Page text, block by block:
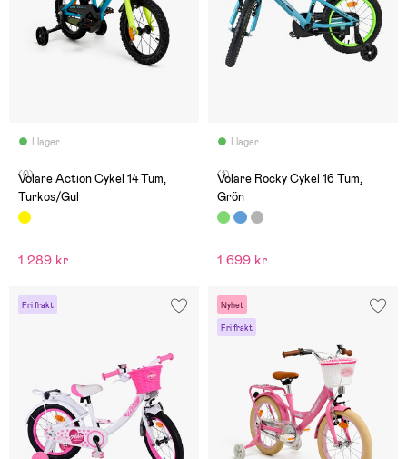
I lager
(0)
Volare Action Cykel 14 Tum,
Turkos/Gul
1 289 kr
I lager
(1)
Volare Rocky Cykel 16 Tum,
Grön
1 699 kr
Fri frakt Nyhet
Fri frakt